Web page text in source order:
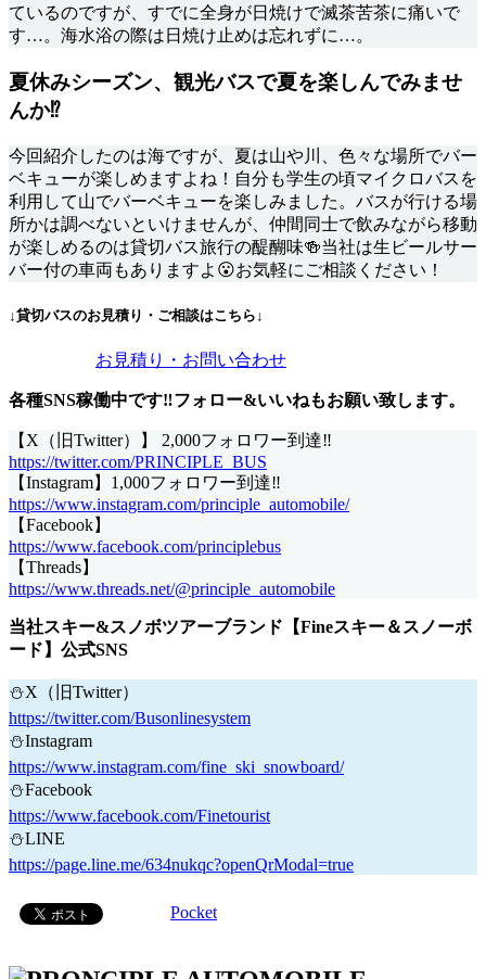
ているのですが、すでに全身が日焼けで滅茶苦茶に痛いで
す…。海水浴の際は日焼け止めは忘れずに…。
夏休みシーズン、観光バスで夏を楽しんでみませ
んか⁉
今回紹介したのは海ですが、夏は山や川、色々な場所でバー
ベキューが楽しめますよね！自分も学生の頃マイクロバスを
利用して山でバーベキューを楽しみました。バスが行ける場
所かは調べないといけませんが、仲間同士で飲みながら移動
が楽しめるのは貸切バス旅行の醍醐味🍻当社は生ビールサー
バー付の車両もありますよ😮お気軽にご相談ください！
↓貸切バスのお見積り・ご相談はこちら↓
お見積り・お問い合わせ
各種SNS稼働中です‼フォロー&いいねもお願い致します。
【X（旧Twitter）】 2,000フォロワー到達‼
https://twitter.com/PRINCIPLE_BUS
【Instagram】1,000フォロワー到達‼
https://www.instagram.com/principle_automobile/
【Facebook】
https://www.facebook.com/principlebus
【Threads】
https://www.threads.net/@principle_automobile
当社スキー&スノボツアーブランド【Fineスキー＆スノーボ
ード】公式SNS
⛄X（旧Twitter）
https://twitter.com/Busonlinesystem
⛄Instagram
https://www.instagram.com/fine_ski_snowboard/
⛄Facebook
https://www.facebook.com/Finetourist
⛄LINE
https://page.line.me/634nukqc?openQrModal=true
Pocket